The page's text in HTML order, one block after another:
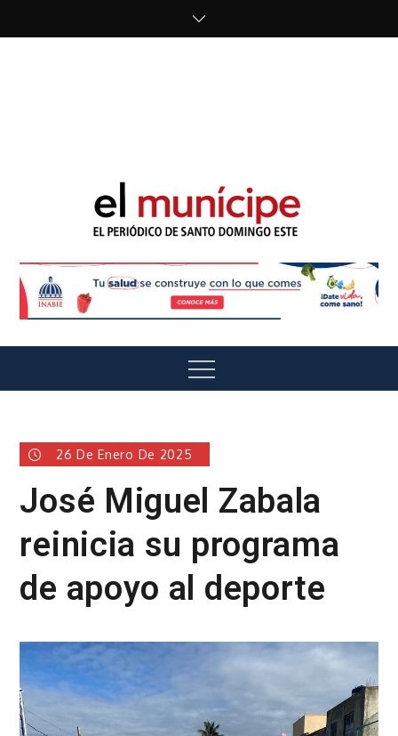
El Munícipe
Menu
26 De Enero De 2025
José Miguel Zabala
reinicia su programa
de apoyo al deporte